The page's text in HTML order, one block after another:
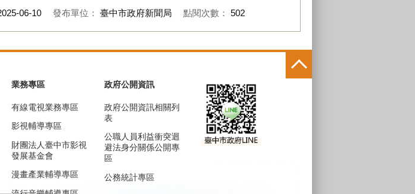
06-10 發布單位： 臺中市政府新聞局 點閱次數： 502
業務專區
有線電視業務專區
影視輔導專區
財團法人臺中市影視
發展基金會
漫畫產業輔導專區
政府公開資訊
政府公開資訊相關列
表
公職人員利益衝突迴
避法身分關係公開專
區
公務統計專區